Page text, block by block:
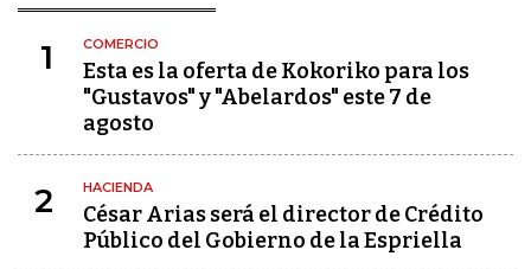
1 COMERCIO
Esta es la oferta de Kokoriko para los
"Gustavos" y "Abelardos" este 7 de
agosto
2 HACIENDA
César Arias será el director de Crédito
Público del Gobierno de la Espriella